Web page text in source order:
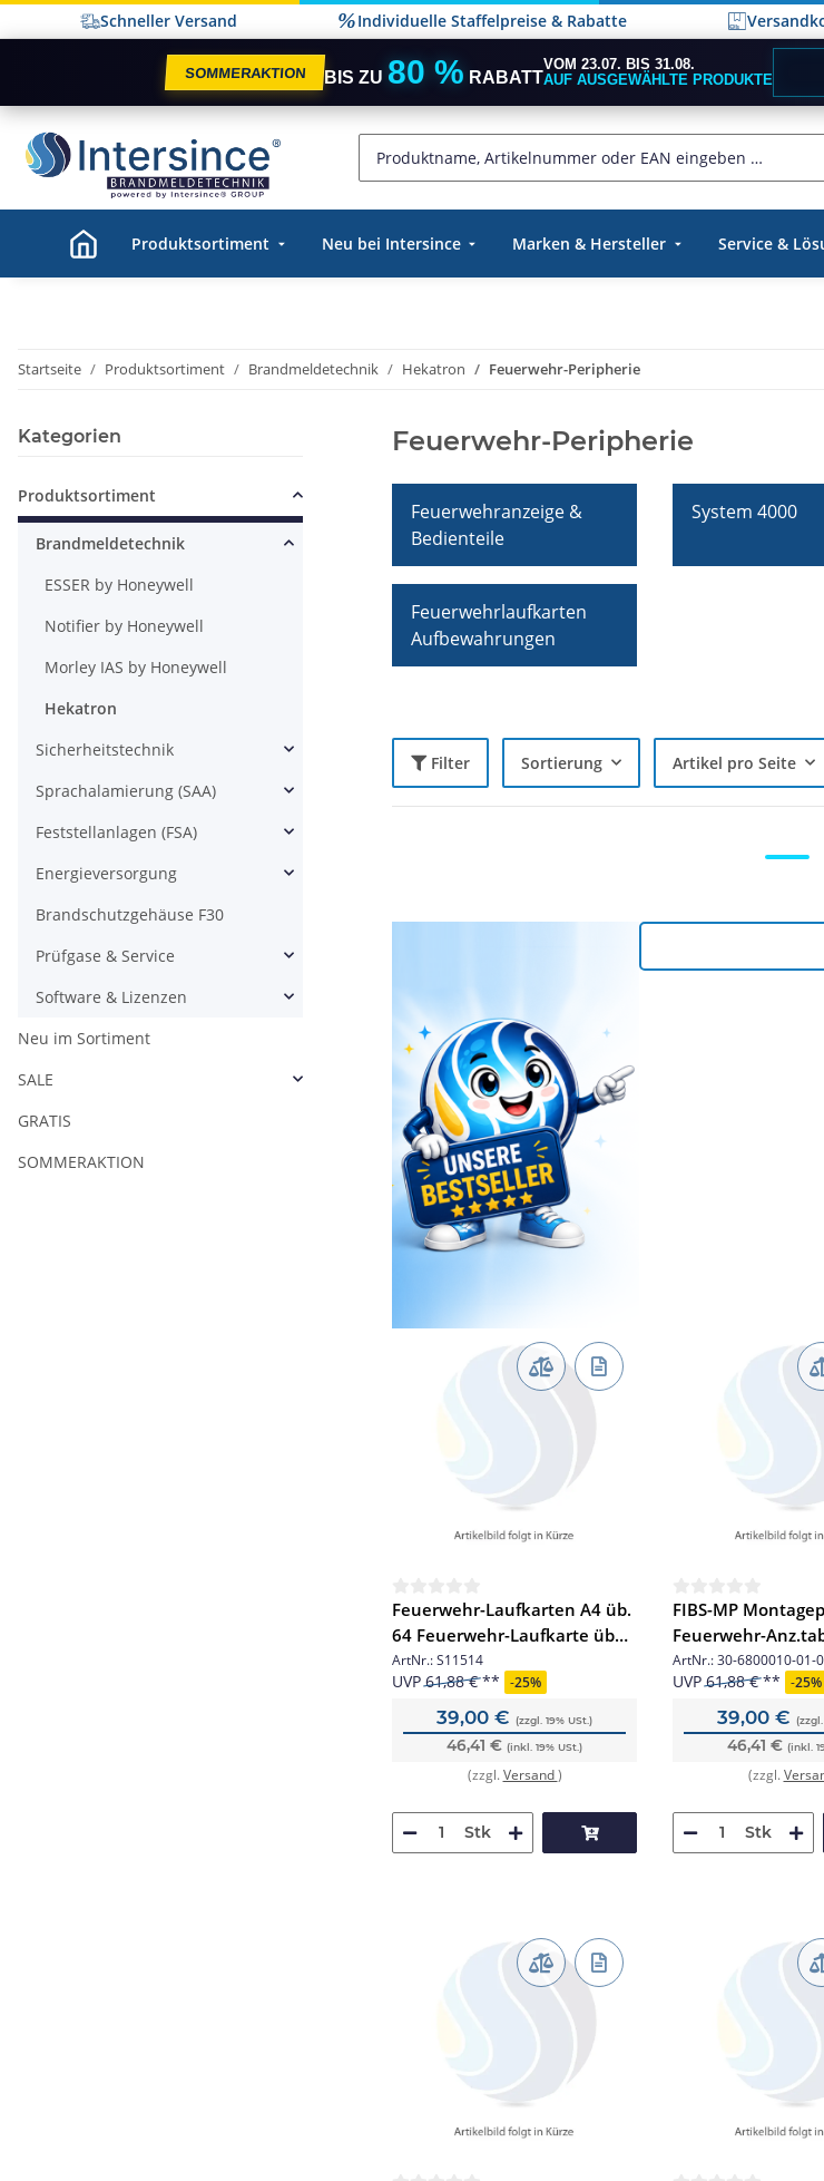
Schneller Versand Individuelle Staffelpreise & Rabatte
SOMMERAKTION BIS ZU 80 % RABATT
VOM 23.07. BIS 31.08.
AUF AUSGEWÄHLTE PRODUKTE
Produktsortiment Neu bei Intersince Marken & Hersteller Service &
Startseite Produktsortiment Brandmeldetechnik Hekatron Feuerwehr-Peripherie
Feuerwehr-Peripherie
Feuerwehranzeige &
Bedienteile
System 4000
Feuerwehrlaufkarten
Aufbewahrungen
Filter Sortierung Artikel pro Seite
Feuerwehr-Laufkarten A4 üb.
64 Feuerwehr-Laufkarte über
64 Stk.
ArtNr.:S11514
UVP61,88 € -25%
39,00 € (zzgl. 19% USt.)
46,41 € (inkl. 19% USt.)
(zzgl.Versand)
Stk
FIBS-MP
Feuerwehr-
ArtNr.:30-6800010-01-
UVP61,88 € -25%
39,00 € (zzgl.
46,41 € (inkl.
(zzgl.
Stk
Kategorien
Produktsortiment
Brandmeldetechnik
ESSER by Honeywell
Notifier by Honeywell
Morley IAS by Honeywell
Hekatron
Sicherheitstechnik
Sprachalamierung (SAA)
Feststellanlagen (FSA)
Energieversorgung
Brandschutzgehäuse F30
Prüfgase & Service
Software & Lizenzen
Neu im Sortiment
SALE
GRATIS
SOMMERAKTION